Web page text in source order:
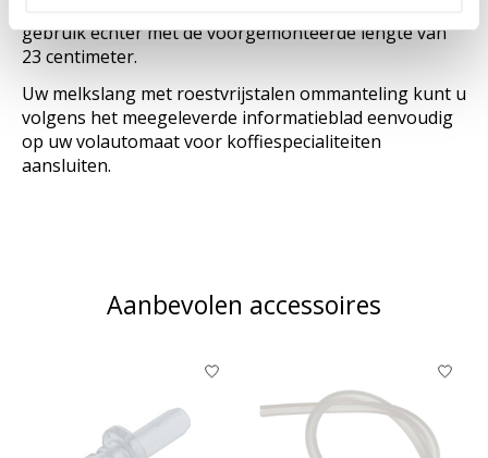
gebruik echter met de voorgemonteerde lengte van
23 centimeter.
Uw melkslang met roestvrijstalen ommanteling kunt u
volgens het meegeleverde informatieblad eenvoudig
op uw volautomaat voor koffiespecialiteiten
aansluiten.
Aanbevolen accessoires
Items van productcarrousel